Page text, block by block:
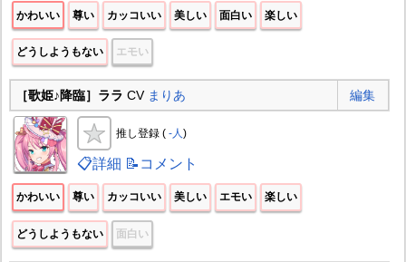
かわいい 尊い カッコいい 美しい 面白い 楽しい
どうしようもない エモい
［歌姫♪降臨］ララ CV まりあ 編集
推し登録 ( -人)
📋詳細 📝コメント
かわいい 尊い カッコいい 美しい エモい 楽しい
どうしようもない 面白い